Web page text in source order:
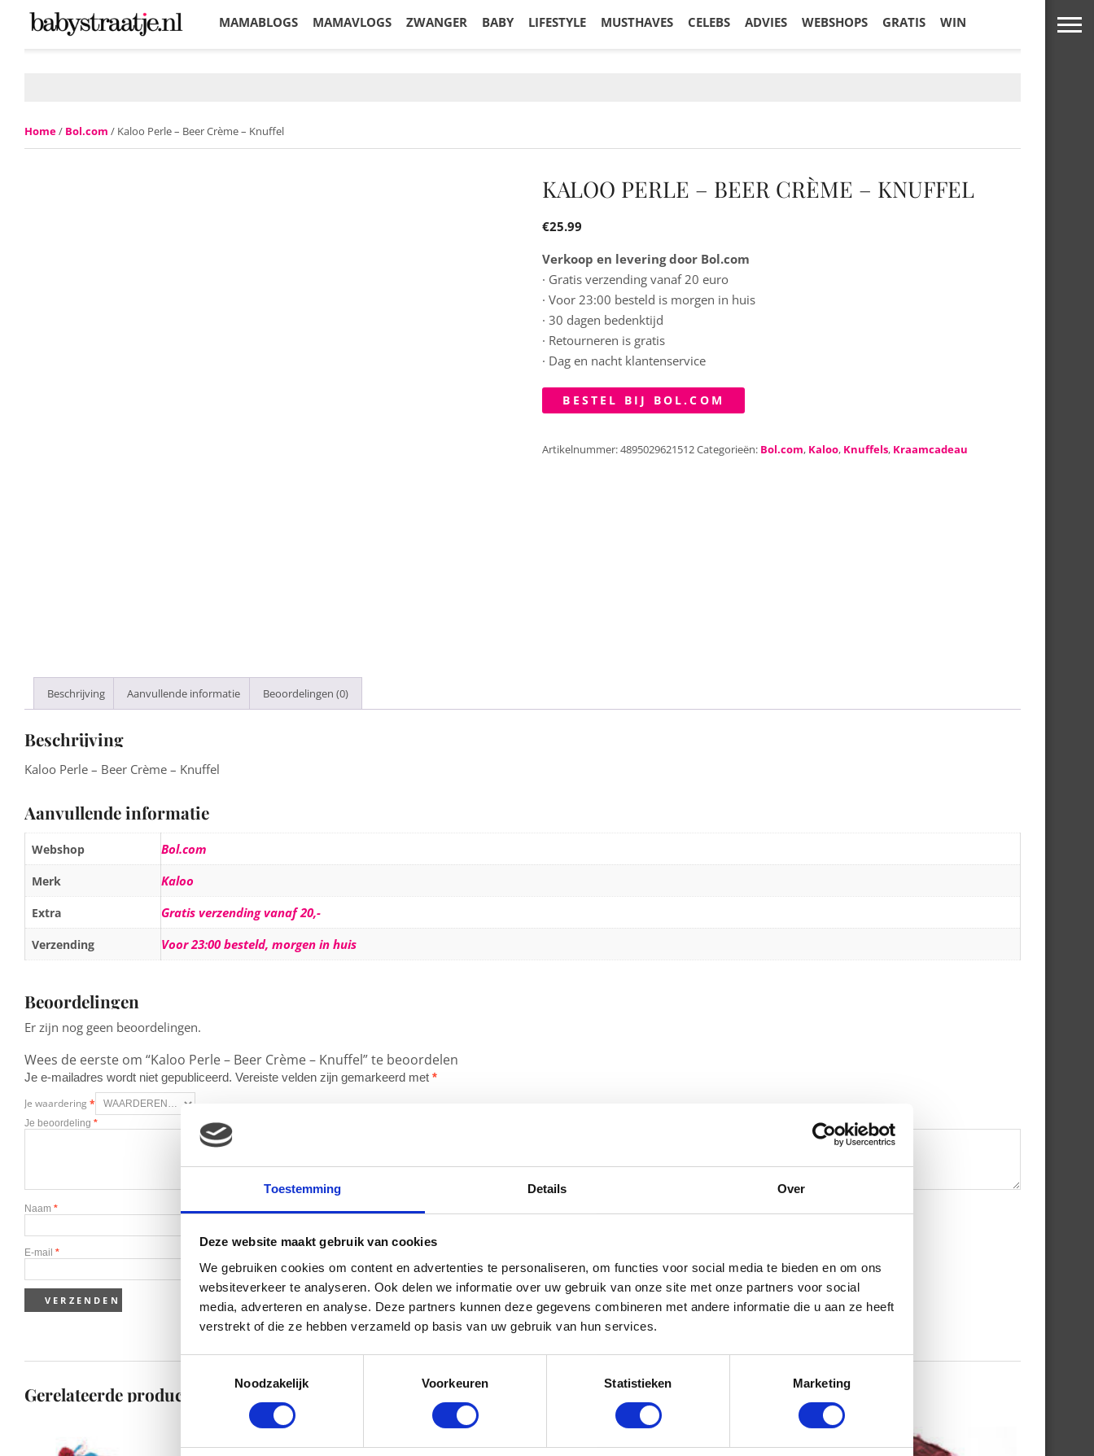
Toestemming Details Over
Deze website maakt gebruik van cookies
We gebruiken cookies om content en advertenties te personaliseren, om functies voor social media te bieden en om ons
websiteverkeer te analyseren. Ook delen we informatie over uw gebruik van onze site met onze partners voor social
media, adverteren en analyse. Deze partners kunnen deze gegevens combineren met andere informatie die u aan ze heeft
verstrekt of die ze hebben verzameld op basis van uw gebruik van hun services.
Toestemmingsselectie
Noodzakelijk
Voorkeuren Statistieken Marketing
MAMABLOGS MAMAVLOGS ZWANGER BABY LIFESTYLE MUSTHAVES CELEBS ADVIES WEBSHOPS GRATIS WIN
Home/ Bol.com / Kaloo Perle – Beer Crème – Knuffel
KALOO PERLE – BEER CRÈME – KNUFFEL
€25.99
Verkoop en levering door Bol.com
· Gratis verzending vanaf 20 euro
· Voor 23:00 besteld is morgen in huis
· 30 dagen bedenktijd
· Retourneren is gratis
· Dag en nacht klantenservice
BESTEL BIJ BOL.COM
Artikelnummer:4895029621512Categorieën: Bol.com, Kaloo, Knuffels, Kraamcadeau
Beschrijving Aanvullende informatie Beoordelingen (0)
Beschrijving
Kaloo Perle – Beer Crème – Knuffel
Aanvullende informatie
Webshop Bol.com
Merk Kaloo
Extra Gratis verzending vanaf 20,-
Verzending Voor 23:00 besteld, morgen in huis
Beoordelingen
Er zijn nog geen beoordelingen.
Wees de eerste om “Kaloo Perle – Beer Crème – Knuffel” te beoordelen
Je e-mailadres wordt niet gepubliceerd. Vereiste velden zijn gemarkeerd met *
Je waardering *
Je beoordeling *
Naam *
E-mail *
Gerelateerde producten